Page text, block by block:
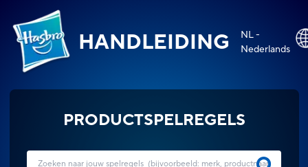
HANDLEIDING
NL -
Nederlands
PRODUCTSPELREGELS